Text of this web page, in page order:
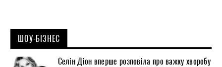
ШОУ-БІЗНЕС
Селін Діон вперше розповіла про важку хворобу